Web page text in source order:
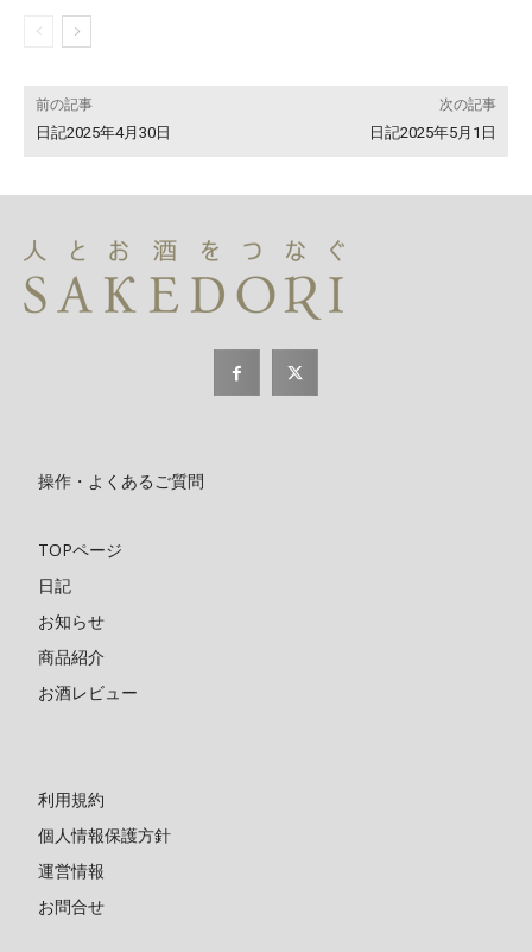
前の記事
日記2025年4月30日
次の記事
日記2025年5月1日
操作・よくあるご質問
TOPページ
日記
お知らせ
商品紹介
お酒レビュー
利用規約
個人情報保護方針
運営情報
お問合せ